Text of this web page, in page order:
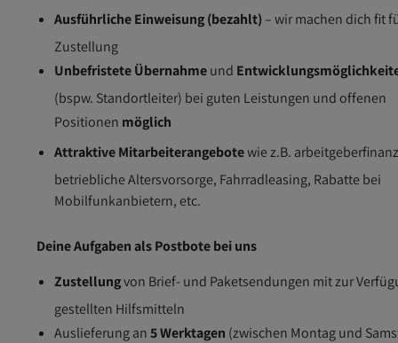
Ausführliche Einweisung (bezahlt) – wir machen dich fit
Zustellung
Unbefristete Übernahmeund
(bspw. Standortleiter) bei guten Leistungen und offenen
Positionen möglich
Attraktive Mitarbeiterangebotewie z.B.
betriebliche Altersvorsorge, Fahrradleasing, Rabatte bei
Mobilfunkanbietern, etc.
Deine Aufgaben als Postbote bei uns
Zustellungvon Brief- und Paketsendungen mit zur
gestellten Hilfsmitteln
Auslieferung an5 Werktagen (zwischen Montag und